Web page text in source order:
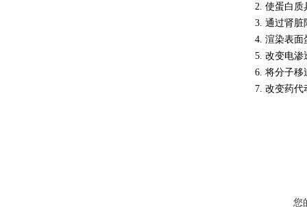
2. 使蛋白质
3. 通过肾脏
4. 渲染表面
5. 改变电渗
6. 将分子移
7. 改变药代
您